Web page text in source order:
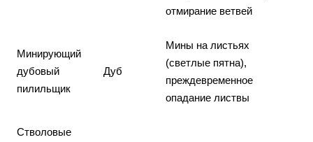
отмирание ветвей
Минирующий
дубовый
пилильщик
Дуб
Мины на листьях
(светлые пятна),
преждевременное
опадание листвы
Стволовые